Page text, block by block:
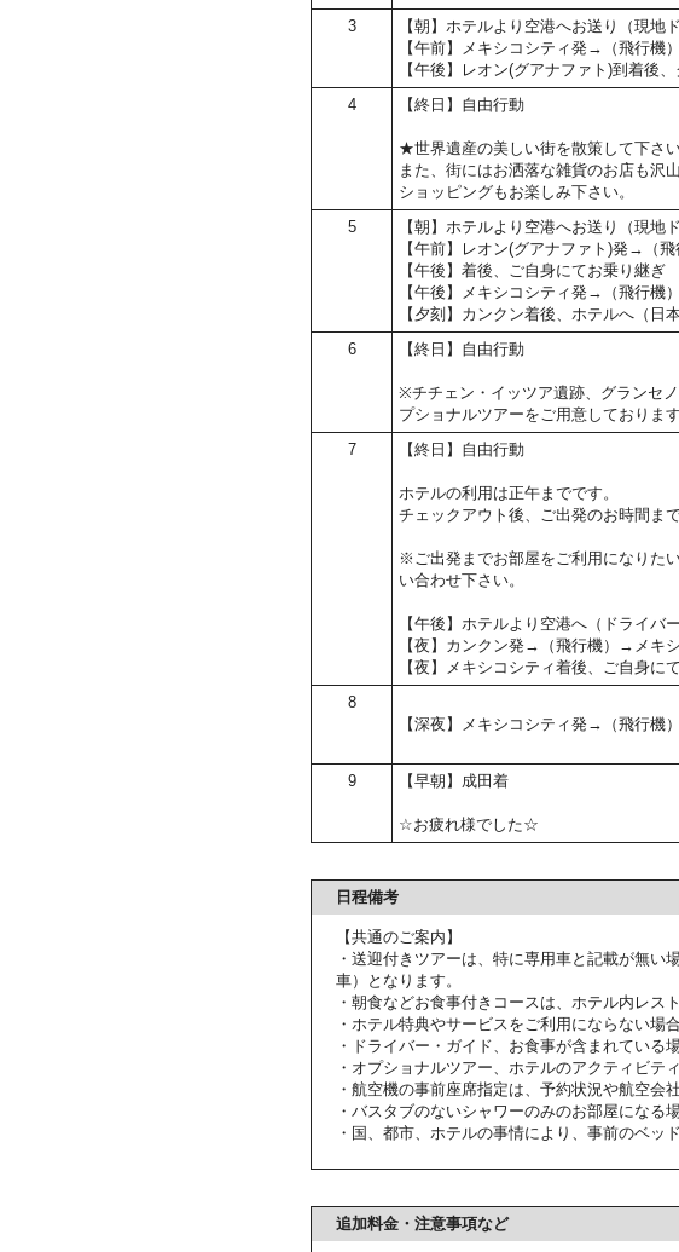
3
【朝】ホテルより空港へお送り（現地
【午前】メキシコシティ発→（飛行機
【午後】レオン(グアナファト)到着後
4 【終日】自由行動
★世界遺産の美しい街を散策して下さい
また、街にはお洒落な雑貨のお店も沢
ショッピングもお楽しみ下さい。
5
【朝】ホテルより空港へお送り（現地
【午前】レオン(グアナファト)発→（
【午後】着後、ご自身にてお乗り継ぎ
【午後】メキシコシティ発→（飛行機
【夕刻】カンクン着後、ホテルへ（日
6 【終日】自由行動
※チチェン・イッツア遺跡、グランセ
プショナルツアーをご用意しておりま
7 【終日】自由行動
ホテルの利用は正午までです。
チェックアウト後、ご出発のお時間ま
※ご出発までお部屋をご利用になりた
い合わせ下さい。
【午後】ホテルより空港へ（ドライバー
【夜】カンクン発→（飛行機）→メキ
【夜】メキシコシティ着後、ご自身に
8
【深夜】メキシコシティ発→（飛行機
9 【早朝】成田着
☆お疲れ様でした☆
日程備考
【共通のご案内】
・送迎付きツアーは、特に専用車と記載が無
車）となります。
・朝食などお食事付きコースは、ホテル内レス
・ホテル特典やサービスをご利用にならない場
・ドライバー・ガイド、お食事が含まれている
・オプショナルツアー、ホテルのアクティビテ
・航空機の事前座席指定は、予約状況や航空会
・バスタブのないシャワーのみのお部屋になる
・国、都市、ホテルの事情により、事前のベッ
追加料金・注意事項など